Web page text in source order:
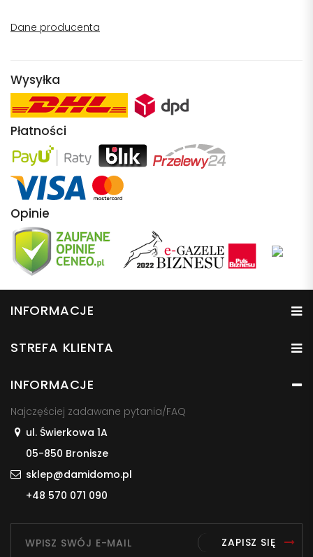
Dane producenta
Wysyłka
Płatności
Opinie
INFORMACJE
STREFA KLIENTA
INFORMACJE
Najczęściej zadawane pytania/FAQ
ul. Świerkowa 1A
05-850 Bronisze
sklep@damidomo.pl
+48 570 071 090
ZAPISZ SIĘ